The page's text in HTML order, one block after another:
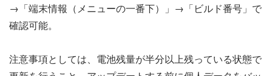
→「端末情報（メニューの一番下）」→「ビルド番号」で
確認可能。
注意事項としては、電池残量が半分以上残っている状態で